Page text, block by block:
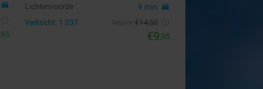
directions_car
,95
Lichtenvoorde 9 min. directions_car
Verkocht: 1.037 €14,50
€9,95